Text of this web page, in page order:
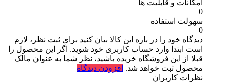
امکانات و قابلیت ها
0
سهولت استفاده
0
دیدگاه خود را در باره این کالا بیان کنید برای ثبت نظر، لازم
است ابتدا وارد حساب کاربری خود شوید. اگر این محصول را
قبلا از این فروشگاه خریده باشید، نظر شما به عنوان مالک
محصول ثبت خواهد شد. افزودن دیدگاه
نظرات کاربران